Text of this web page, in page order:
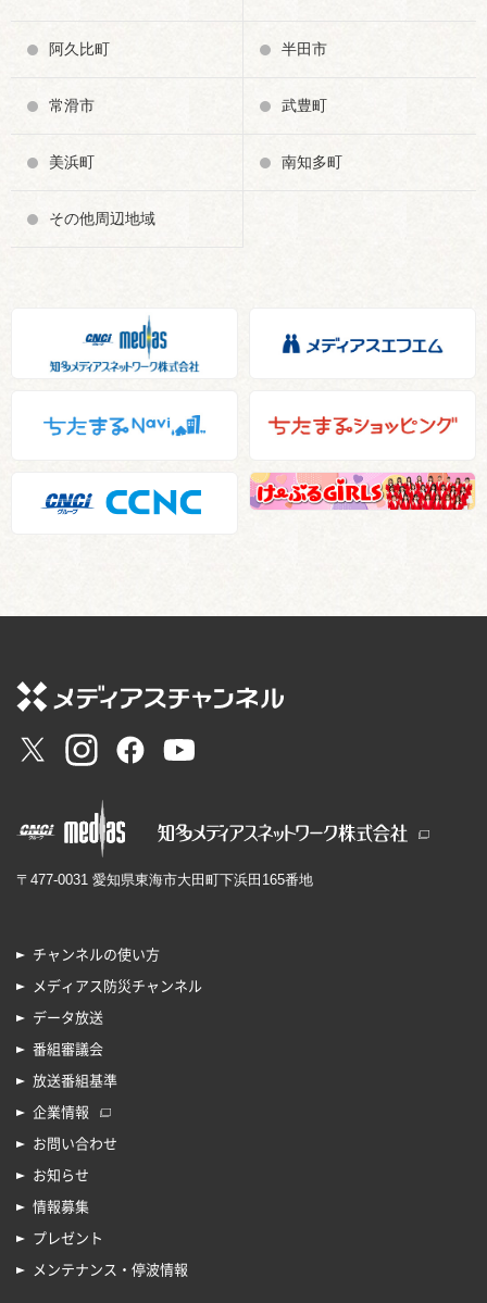
阿久比町 半田市
常滑市 武豊町
美浜町 南知多町
その他周辺地域
〒477-0031 愛知県東海市大田町下浜田165番地
チャンネルの使い方
メディアス防災チャンネル
データ放送
番組審議会
放送番組基準
企業情報
お問い合わせ
お知らせ
情報募集
プレゼント
メンテナンス・停波情報